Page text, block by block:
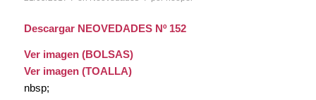
Descargar NEOVEDADES Nº 152
Ver imagen (BOLSAS)
Ver imagen (TOALLA)
nbsp;